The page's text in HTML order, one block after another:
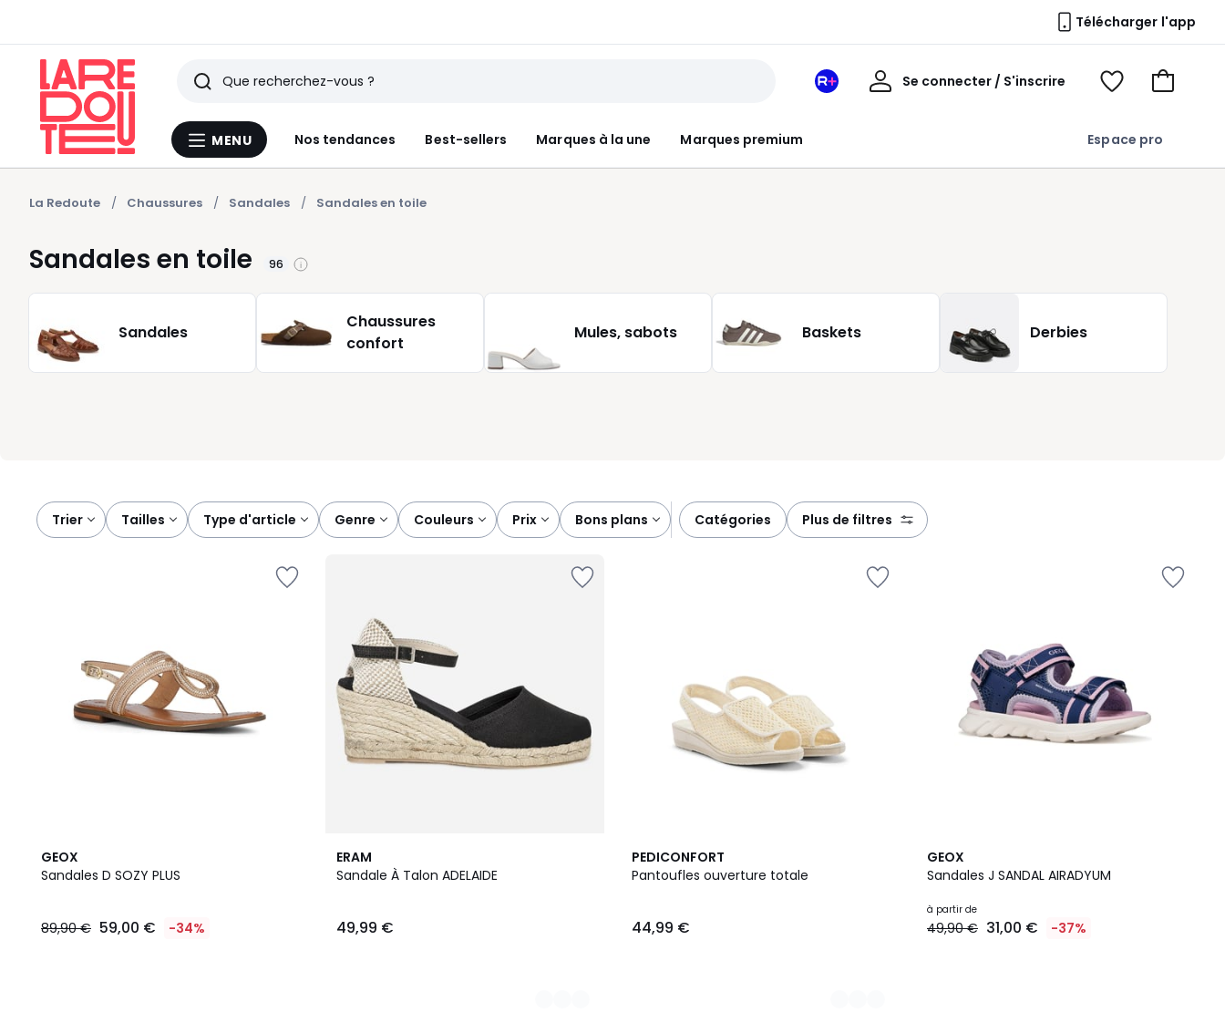
Télécharger l'app
Menu
MENU Nos tendances Best-sellers Marques à la une Marques premium Espace pro
Rechercher
Derniers
articles
vus
Mon
Se connecter / S'inscrire
Mon
Voir
Voir
La Redoute Chaussures Sandales Sandales en toile
Sandales en toile 96
Sandales
Chaussures
confort
Mules, sabots Baskets Derbies
Trier tailles type d'article genre couleurs prix bons plans catégories plus de filtres
GEOX
Sandales D SOZY PLUS
€
89,90 € 59,00 € -34%
ERAM
Sandale À Talon ADELAIDE
49,99 €
3
Couleurs
PEDICONFORT
Pantoufles ouverture totale
44,99 €
2
Couleurs
GEOX
Sandales J SANDAL AIRADYUM
à partir de
49,90 € 31,00 € -37%